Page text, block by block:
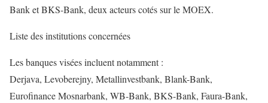
Bank et BKS-Bank, deux acteurs cotés sur le MOEX.
Liste des institutions concernées
Les banques visées incluent notamment :
Derjava, Levoberejny, Metallinvestbank, Blank-Bank,
Eurofinance Mosnarbank, WB-Bank, BKS-Bank, Faura-Bank,